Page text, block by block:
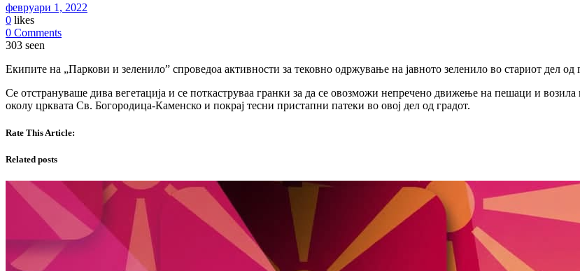
февруари 1, 2022
0 likes
0 Comments
303 seen
Екипите на „Паркови и зеленило” спроведоа активности за тековно одржување на јавното зеленило во стариот дел од
Се отстрануваше дива вегетација и се поткаструваа гранки за да се овозможи непречено движење на пешаци и
околу црквата Св. Богородица-Каменско и покрај тесни пристапни патеки во овој дел од градот.
Rate This Article:
Related posts